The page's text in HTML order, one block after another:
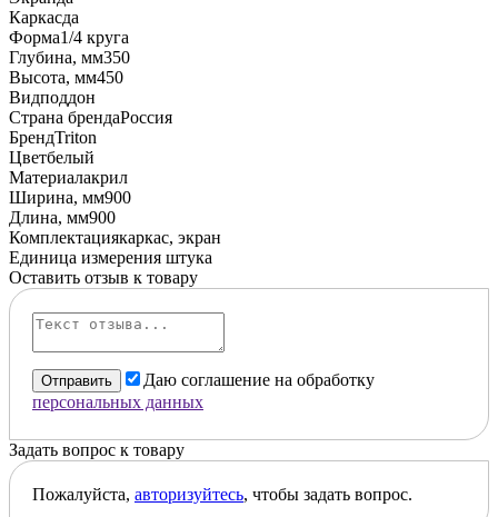
Каркасда
Форма1/4 круга
Глубина, мм350
Высота, мм450
Видподдон
Страна брендаРоссия
БрендTriton
Цветбелый
Материалакрил
Ширина, мм900
Длина, мм900
Комплектациякаркас, экран
Единица измерения штука
Оставить отзыв к товару
Отправить
Даю соглашение на обработку
персональных данных
Задать вопрос к товару
Пожалуйста, авторизуйтесь, чтобы задать вопрос.